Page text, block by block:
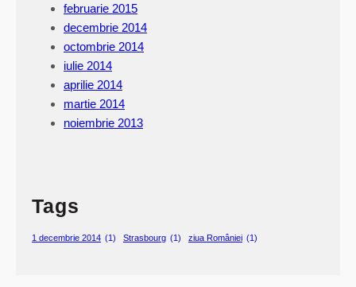
februarie 2015
decembrie 2014
octombrie 2014
iulie 2014
aprilie 2014
martie 2014
noiembrie 2013
Tags
1 decembrie 2014 (1) Strasbourg (1) ziua României (1)